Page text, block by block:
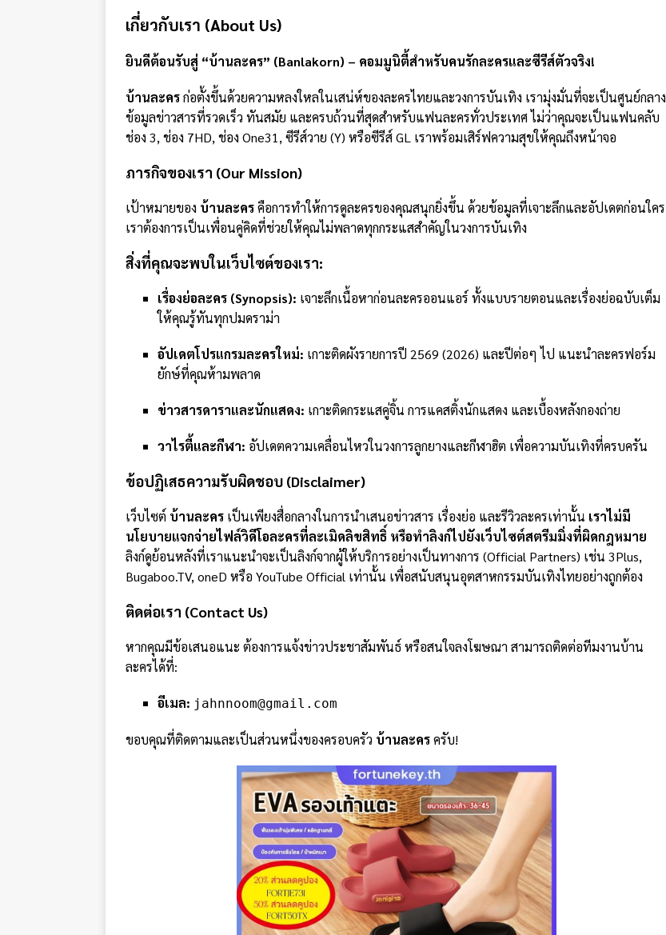
เกี่ยวกับเรา (About Us)
ยินดีต้อนรับสู่ “บ้านละคร” (Banlakorn) – คอมมูนิตี้สำหรับคนรักละครและซีรีส์ตัวจริง!
บ้านละครก่อตั้งขึ้นด้วยความหลงใหลในเสน่ห์ของละครไทยและวงการบันเทิง เรามุ่งมั่นที่จะเป็นศูนย์กลาง
ข้อมูลข่าวสารที่รวดเร็ว ทันสมัย และครบถ้วนที่สุดสำหรับแฟนละครทั่วประเทศ ไม่ว่าคุณจะเป็นแฟนคลับ
ช่อง 3, ช่อง 7HD, ช่อง One31, ซีรีส์วาย (Y) หรือซีรีส์ GL เราพร้อมเสิร์ฟความสุขให้คุณถึงหน้าจอ
ภารกิจของเรา (Our Mission)
เป้าหมายของ บ้านละครคือการทำให้การดูละครของคุณสนุกยิ่งขึ้น ด้วยข้อมูลที่เจาะลึกและอัปเดตก่อนใคร
เราต้องการเป็นเพื่อนคู่คิดที่ช่วยให้คุณไม่พลาดทุกกระแสสำคัญในวงการบันเทิง
สิ่งที่คุณจะพบในเว็บไซต์ของเรา:
เรื่องย่อละคร (Synopsis): เจาะลึกเนื้อหาก่อนละครออนแอร์ ทั้งแบบรายตอนและเรื่องย่อฉบับเต็ม
ให้คุณรู้ทันทุกปมดราม่า
อัปเดตโปรแกรมละครใหม่: เกาะติดผังรายการปี 2569 (2026) และปีต่อๆ ไป แนะนำละครฟอร์ม
ยักษ์ที่คุณห้ามพลาด
ข่าวสารดาราและนักแสดง: เกาะติดกระแสคู่จิ้น การแคสติ้งนักแสดง และเบื้องหลังกองถ่าย
วาไรตี้และกีฬา: อัปเดตความเคลื่อนไหวในวงการลูกยางและกีฬาฮิต เพื่อความบันเทิงที่ครบครัน
ข้อปฏิเสธความรับผิดชอบ (Disclaimer)
เว็บไซต์ บ้านละคร เป็นเพียงสื่อกลางในการนำเสนอข่าวสาร เรื่องย่อ และรีวิวละครเท่านั้น เราไม่มี
นโยบายแจกจ่ายไฟล์วิดีโอละครที่ละเมิดลิขสิทธิ์ หรือทำลิงก์ไปยังเว็บไซต์สตรีมมิ่งที่ผิดกฎหมาย
ลิงก์ดูย้อนหลังที่เราแนะนำจะเป็นลิงก์จากผู้ให้บริการอย่างเป็นทางการ (Official Partners) เช่น 3Plus,
Bugaboo.TV, oneD หรือ YouTube Official เท่านั้น เพื่อสนับสนุนอุตสาหกรรมบันเทิงไทยอย่างถูกต้อง
ติดต่อเรา (Contact Us)
หากคุณมีข้อเสนอแนะ ต้องการแจ้งข่าวประชาสัมพันธ์ หรือสนใจลงโฆษณา สามารถติดต่อทีมงานบ้าน
ละครได้ที่:
อีเมล: jahnnoom@gmail.com
ขอบคุณที่ติดตามและเป็นส่วนหนึ่งของครอบครัว บ้านละครครับ!